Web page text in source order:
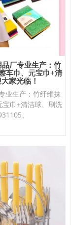
厂专业生产：竹
车巾、元宝巾+清
家光临！
业生产：竹纤维抹
宝巾+清洁球、刷洗
、